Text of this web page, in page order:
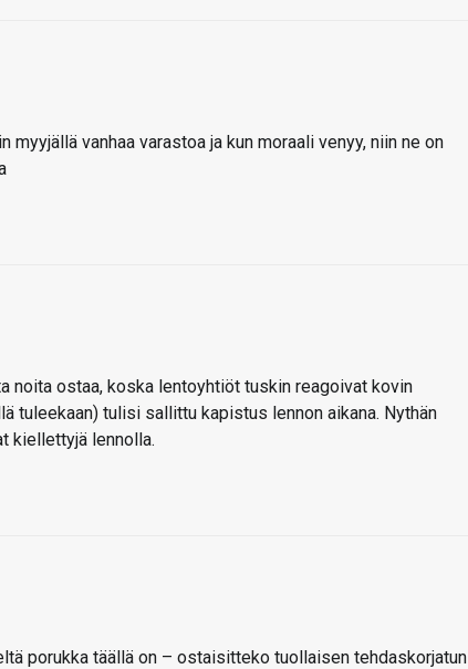
vanhaa varastoa ja kun moraali venyy, niin ne on
noita ostaa, koska lentoyhtiöt tuskin reagoivat kovin
tuleekaan) tulisi sallittu kapistus lennon aikana. Nythän
kiellettyjä lennolla.
porukka täällä on – ostaisitteko tuollaisen tehdaskorjatun